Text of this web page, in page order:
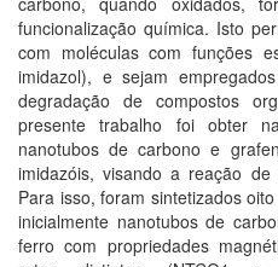
funcionalização química. Isto
com moléculas com funções
imidazol), e sejam
degradação de compostos
presente trabalho foi obter
nanotubos de carbono e
imidazóis, visando a reação de
Para isso, foram sintetizados
inicialmente nanotubos de
ferro com propriedades